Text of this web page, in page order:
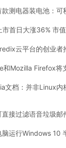
测电器装电池：可
首日大涨36% 市
云平台的创业者
和Mozilla Firefox将
文档：并非Linux内
接过滤语音垃圾邮
运行Windows 10